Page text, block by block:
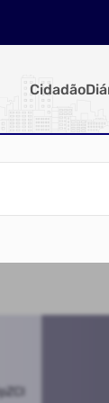
Cidadão